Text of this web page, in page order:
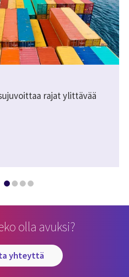
rajat ylittävää
olla avuksi?
yhteyttä